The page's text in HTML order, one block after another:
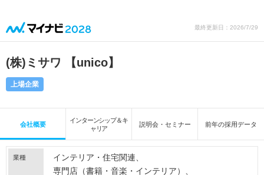
最終更新日：2026/7/29
(株)ミサワ 【unico】
上場企業
会社概要
インターンシップ＆キ
ャリア
説明会・セミナー 前年の採用データ
業種
インテリア・住宅関連
専門店（書籍・音楽・インテリア）